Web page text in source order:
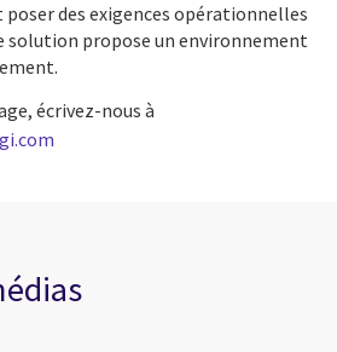
poser des exigences opérationnelles
solution propose un environnement
écrivez-nous à